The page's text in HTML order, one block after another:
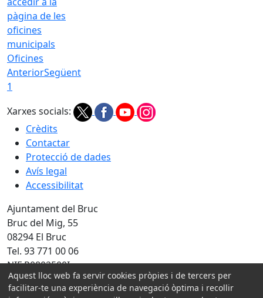
Oficines
AnteriorSegüent
1
Xarxes socials:
Crèdits
Contactar
Protecció de dades
Avís legal
Accessibilitat
Ajuntament del Bruc
Bruc del Mig, 55
08294 El Bruc
Tel. 93 771 00 06
NIF P0802500I
Amb la col·laboració de:
Aquest lloc web fa servir cookies pròpies i de tercers per
facilitar-te una experiència de navegació òptima i recollir